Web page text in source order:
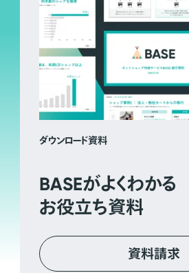
ダウンロード資料
BASEがよくわかる
お役立ち資料
資料請求